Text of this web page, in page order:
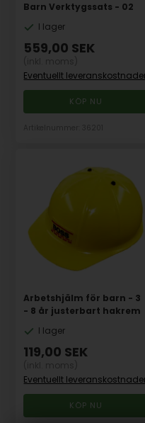
Barn Verktygssats - 02
I lager
559,00 SEK
Eventuellt
Arbetshjälm för barn - 3
- 8 år justerbart hakrem
I lager
119,00 SEK
Eventuellt